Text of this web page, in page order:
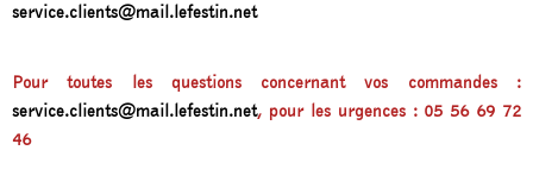
service.clients@mail.lefestin.net
Pour toutes les questions concernant vos commandes :
service.clients@mail.lefestin.net, pour les urgences : 05 56 69 72
46